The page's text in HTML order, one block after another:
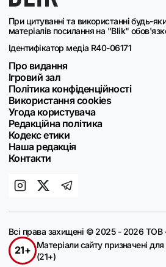
При цитуванні та використанні будь-
матеріалів посилання на "Blik"
Ідентифікатор медіа R40-06171
Про видання
Ігровий зал
Політика конфіденційності
Використання cookies
Угода користувача
Редакційна політика
Кодекс етики
Наша редакція
Контакти
Всі права захищені © 2025 - 2026
21+
Матеріали сайту призначені
(21+)